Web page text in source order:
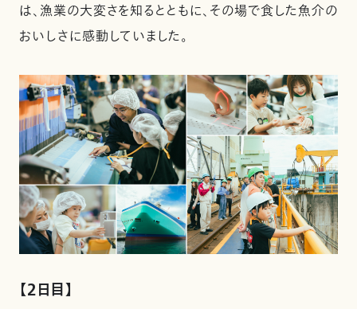
は、漁業の大変さを知るとともに、その場で食した魚介の
おいしさに感動していました。
【2日目】